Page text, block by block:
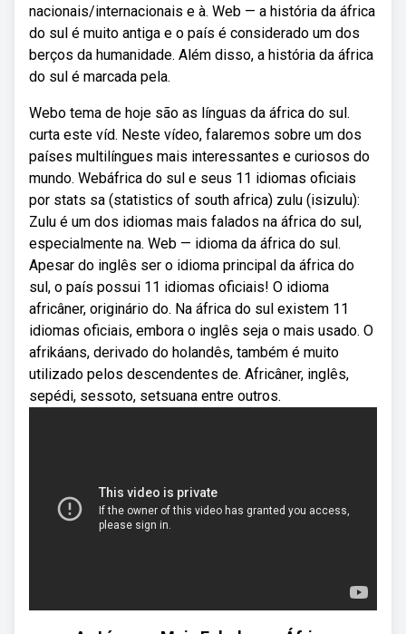
nacionais/internacionais e à. Web — a história da áfrica
do sul é muito antiga e o país é considerado um dos
berços da humanidade. Além disso, a história da áfrica
do sul é marcada pela.
Webo tema de hoje são as línguas da áfrica do sul.
curta este víd. Neste vídeo, falaremos sobre um dos
países multilíngues mais interessantes e curiosos do
mundo. Web‍áfrica do sul e seus 11 idiomas oficiais
por stats sa (statistics of south africa) zulu (isizulu):
Zulu é um dos idiomas mais falados na áfrica do sul,
especialmente na. Web — idioma da áfrica do sul.
Apesar do inglês ser o idioma principal da áfrica do
sul, o país possui 11 idiomas oficiais! O idioma
africâner, originário do. Na áfrica do sul existem 11
idiomas oficiais, embora o inglês seja o mais usado. O
afrikáans, derivado do holandês, também é muito
utilizado pelos descendentes de. Africâner, inglês,
sepédi, sessoto, setsuana entre outros.